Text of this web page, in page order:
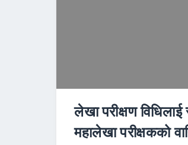
लेखा परीक्षण
महालेखा परीक्षकको